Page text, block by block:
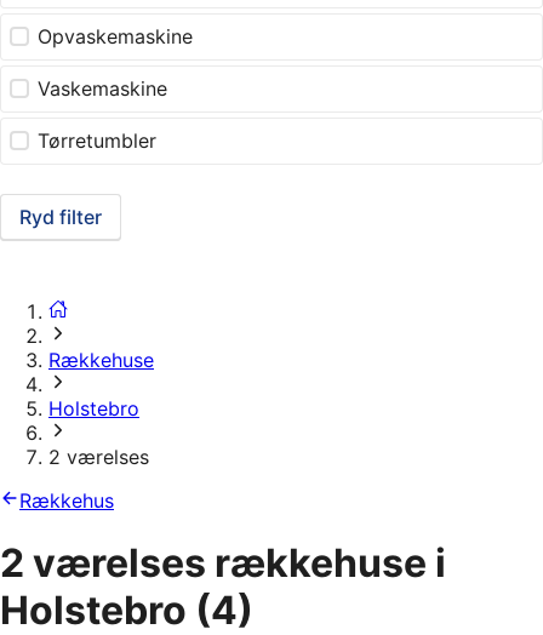
Opvaskemaskine
Vaskemaskine
Tørretumbler
Ryd filter
Rækkehuse
Holstebro
2 værelses
Rækkehus
2 værelses rækkehuse i
Holstebro (4)